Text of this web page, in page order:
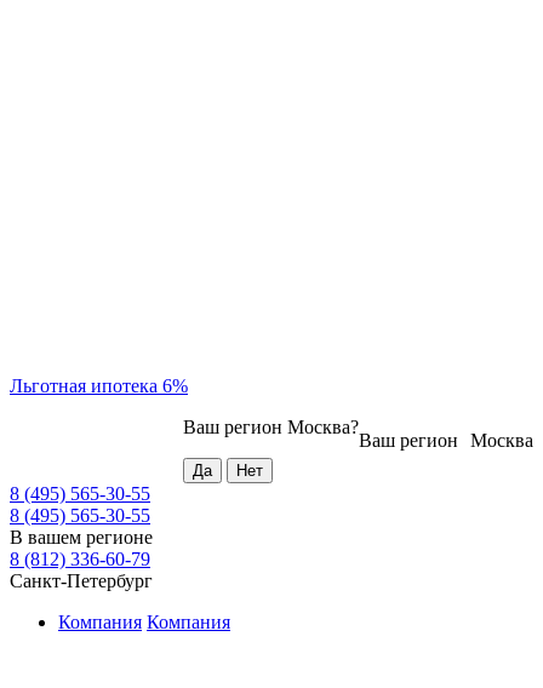
Льготная ипотека 6%
Москва
Ваш регион
Ваш регион Москва?
8 (495) 565-30-55
8 (495) 565-30-55
В вашем регионе
8 (812) 336-60-79
Санкт-Петербург
Компания Компания